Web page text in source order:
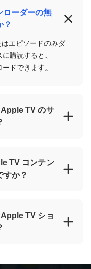
ーダーの無
？
エピソードのみダ
購読すると、
ドできます。
TV のサ
TV コンテン
すか？
TV ショ